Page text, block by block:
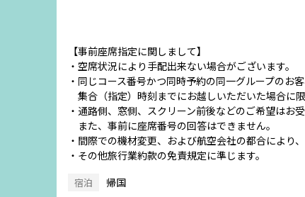
【事前座席指定に関しまして】
・空席状況により手配出来ない場合がございます。
・同じコース番号かつ同時予約の同一グループのお客
集合（指定）時刻までにお越しいただいた場合に限
・通路側、窓側、スクリーン前後などのご希望はお受
また、事前に座席番号の回答はできません。
・間際での機材変更、および航空会社の都合により
・その他旅行業約款の免責規定に準じます。
宿泊 帰国